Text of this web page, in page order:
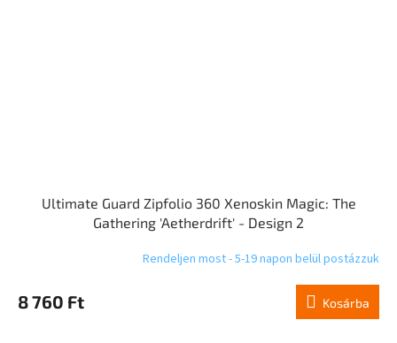
Ultimate Guard Zipfolio 360 Xenoskin Magic: The
Gathering 'Aetherdrift' - Design 2
Rendeljen most - 5-19 napon belül postázzuk
8 760 Ft Kosárba